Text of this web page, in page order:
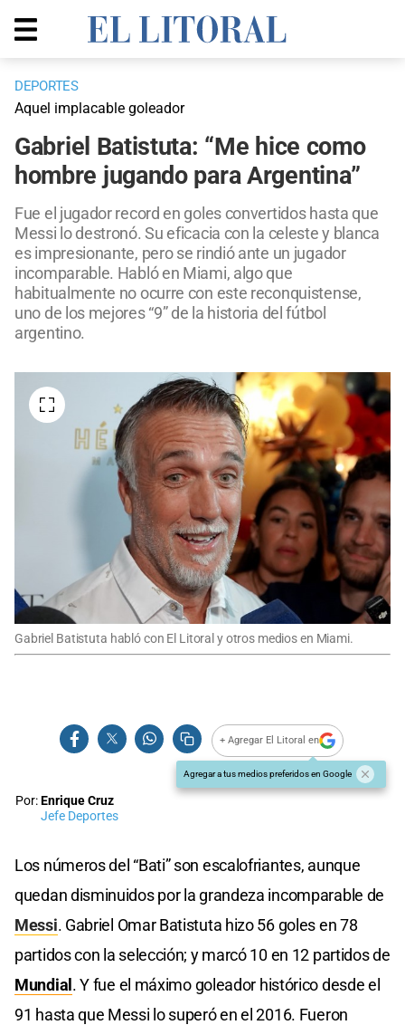
DEPORTES
Aquel implacable goleador
Gabriel Batistuta: “Me hice como
hombre jugando para Argentina”
Fue el jugador record en goles convertidos hasta que
Messi lo destronó. Su eficacia con la celeste y blanca
es impresionante, pero se rindió ante un jugador
incomparable. Habló en Miami, algo que
habitualmente no ocurre con este reconquistense,
uno de los mejores “9” de la historia del fútbol
argentino.
Gabriel Batistuta habló con El Litoral y otros medios en Miami.
+ Agregar El Litoral en
Agregar a tus medios preferidos en Google
Por:Enrique Cruz
Jefe Deportes
Los números del “Bati” son escalofriantes, aunque
quedan disminuidos por la grandeza incomparable de
Messi. Gabriel Omar Batistuta hizo 56 goles en 78
partidos con la selección; y marcó 10 en 12 partidos de
Mundial. Y fue el máximo goleador histórico desde el
91 hasta que Messi lo superó en el 2016. Fueron